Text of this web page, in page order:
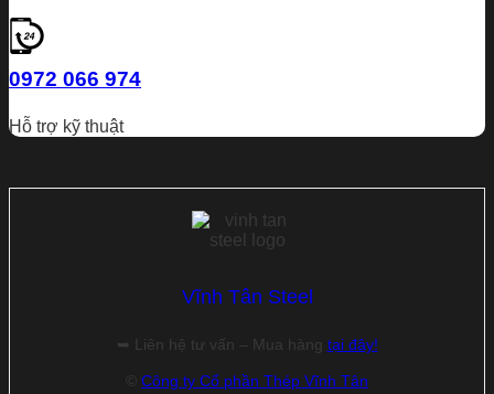
0972 066 974
Hỗ trợ kỹ thuật
Vĩnh Tân Steel
➥ Liên hệ tư vấn – Mua hàng tại đây!
Công ty Cổ phần Thép Vĩnh Tân